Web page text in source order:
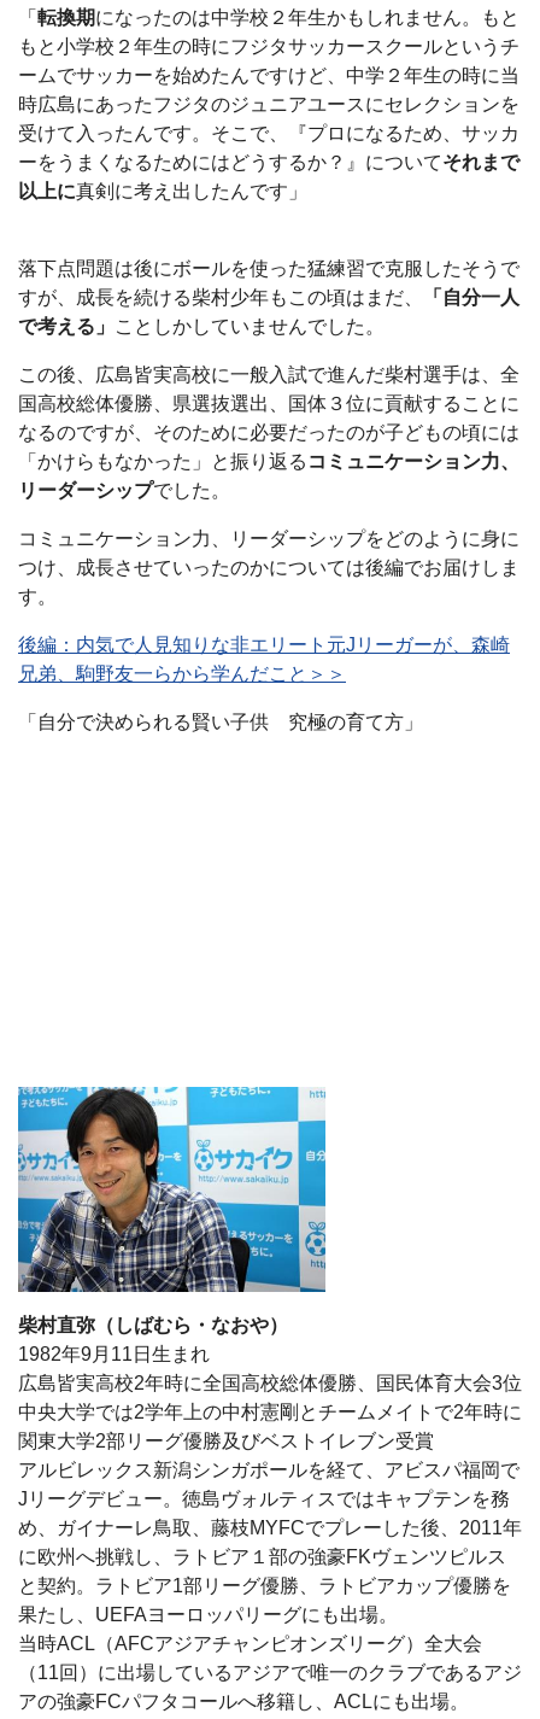
「 転換期になったのは中学校２年生かもしれません。もと
もと小学校２年生の時にフジタサッカースクールというチ
ームでサッカーを始めたんですけど、中学２年生の時に当
時広島にあったフジタのジュニアユースにセレクションを
受けて入ったんです。そこで、『プロになるため、サッカ
ーをうまくなるためにはどうするか？』についてそれまで
以上に真剣に考え出したんです」
落下点問題は後にボールを使った猛練習で克服したそうで
すが、成長を続ける柴村少年もこの頃はまだ、
「自分一人
で考える」 ことしかしていませんでした。
この後、広島皆実高校に一般入試で進んだ柴村選手は、全
国高校総体優勝、県選抜選出、国体３位に貢献することに
なるのですが、そのために必要だったのが子どもの頃には
「かけらもなかった」と振り返る コミュニケーション力、
リーダーシップでした。
コミュニケーション力、リーダーシップをどのように身に
つけ、成長させていったのかについては後編でお届けしま
す。
後編：内気で人見知りな非エリート元Jリーガーが、森崎
兄弟、駒野友一らから学んだこと＞＞
「自分で決められる賢い子供 究極の育て方」
柴村直弥（しばむら・なおや）
1982年9月11日生まれ
広島皆実高校2年時に全国高校総体優勝、国民体育大会3位
中央大学では2学年上の中村憲剛とチームメイトで2年時に
関東大学2部リーグ優勝及びベストイレブン受賞
アルビレックス新潟シンガポールを経て、アビスパ福岡で
Jリーグデビュー。徳島ヴォルティスではキャプテンを務
め、ガイナーレ鳥取、藤枝MYFCでプレーした後、2011年
に欧州へ挑戦し、ラトビア１部の強豪FKヴェンツピルス
と契約。ラトビア1部リーグ優勝、ラトビアカップ優勝を
果たし、UEFAヨーロッパリーグにも出場。
当時ACL（AFCアジアチャンピオンズリーグ）全大会
（11回）に出場しているアジアで唯一のクラブであるアジ
アの強豪FCパフタコールへ移籍し、ACLにも出場。